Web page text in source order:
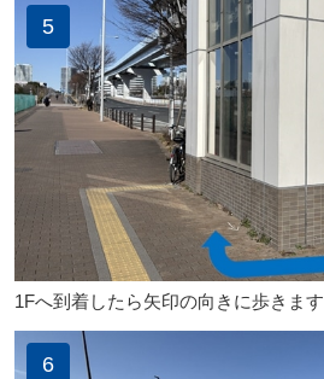
5
1Fへ到着したら矢印の向きに歩きます
6